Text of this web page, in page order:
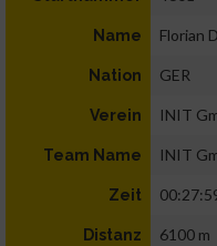
Name Florian
Nation GER
Verein INIT
Team Name INIT
Zeit
Distanz 6100 m